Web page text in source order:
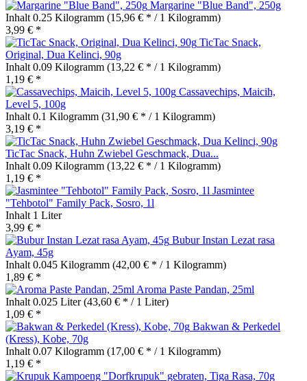
Margarine "Blue Band", 250g
Inhalt 0.25 Kilogramm (15,96 € * / 1 Kilogramm)
3,99 € *
TicTac Snack,
Original, Dua Kelinci, 90g
Inhalt 0.09 Kilogramm (13,22 € * / 1 Kilogramm)
1,19 € *
Cassavechips, Maicih,
Level 5, 100g
Inhalt 0.1 Kilogramm (31,90 € * / 1 Kilogramm)
3,19 € *
TicTac Snack, Huhn Zwiebel Geschmack, Dua...
Inhalt 0.09 Kilogramm (13,22 € * / 1 Kilogramm)
1,19 € *
Jasmintee
"Tehbotol" Family Pack, Sosro, 1l
Inhalt 1 Liter
3,99 € *
Bubur Instan Lezat rasa
Ayam, 45g
Inhalt 0.045 Kilogramm (42,00 € * / 1 Kilogramm)
1,89 € *
Aroma Paste Pandan, 25ml
Inhalt 0.025 Liter(43,60 € * / 1 Liter)
1,09 € *
Bakwan & Perkedel
(Kress), Kobe, 70g
Inhalt 0.07 Kilogramm (17,00 € * / 1 Kilogramm)
1,19 € *